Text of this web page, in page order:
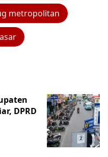
metropolitan
DPRD